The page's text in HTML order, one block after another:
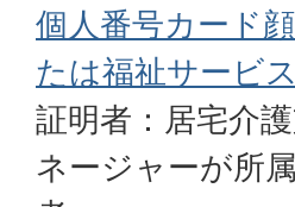
個人番号カード
たは福祉サービ
証明者：居宅介
ネージャーが所